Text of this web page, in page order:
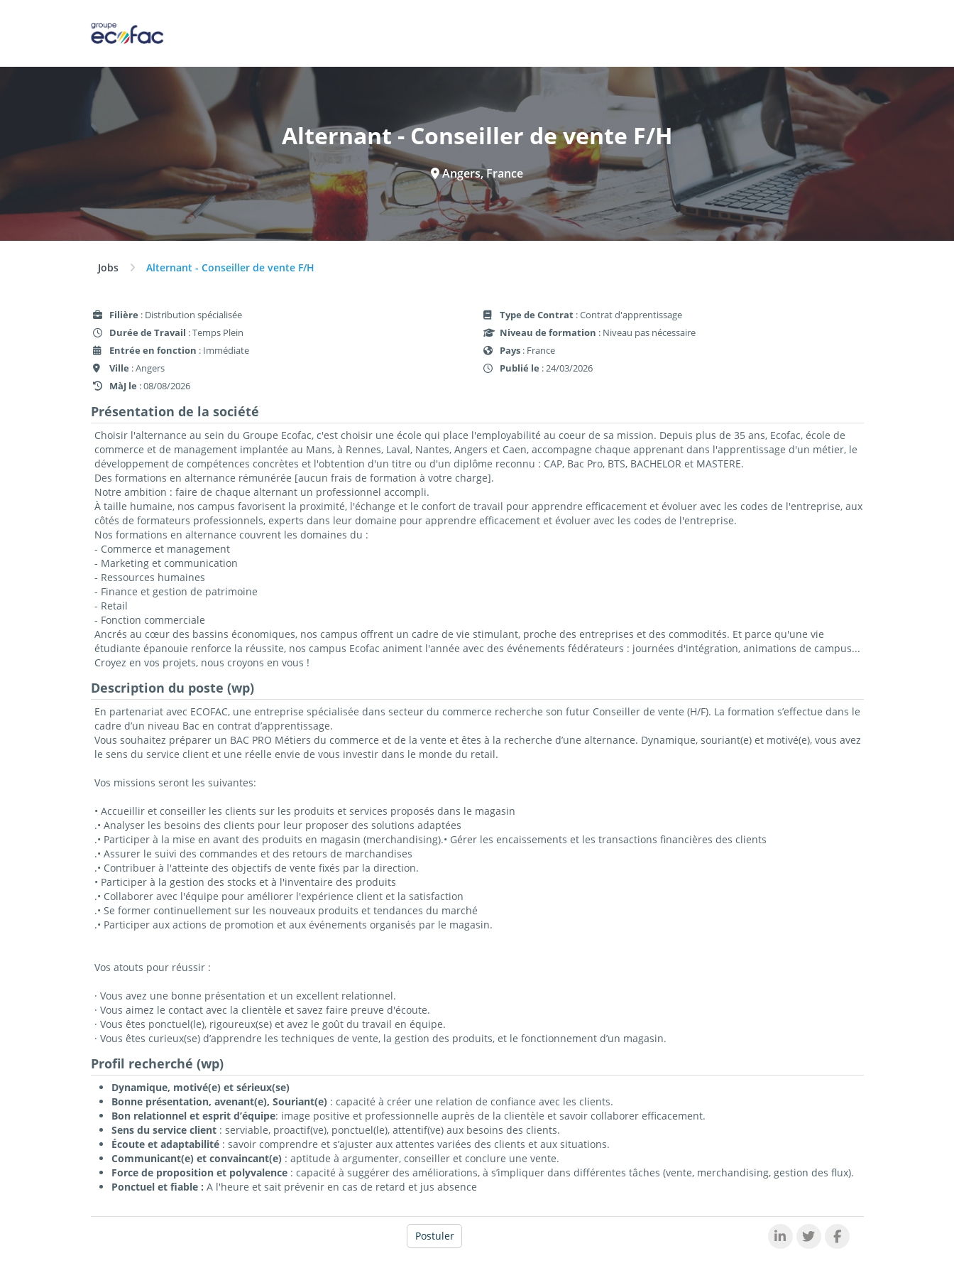
Alternant - Conseiller de vente F/H
Angers, France
Jobs Alternant - Conseiller de vente F/H
Filière : Distribution spécialisée
Durée de Travail : Temps Plein
Entrée en fonction : Immédiate
Ville : Angers
MàJ le : 08/08/2026
Type de Contrat : Contrat d'apprentissage
Niveau de formation : Niveau pas nécessaire
Pays : France
Publié le : 24/03/2026
Présentation de la société
Choisir l'alternance au sein du Groupe Ecofac, c'est choisir une école qui place l'employabilité au coeur de sa mission. Depuis plus de 35 ans, Ecofac, école de
commerce et de management implantée au Mans, à Rennes, Laval, Nantes, Angers et Caen, accompagne chaque apprenant dans l'apprentissage d'un métier, le
développement de compétences concrètes et l'obtention d'un titre ou d'un diplôme reconnu : CAP, Bac Pro, BTS, BACHELOR et MASTERE.
Des formations en alternance rémunérée [aucun frais de formation à votre charge].
Notre ambition : faire de chaque alternant un professionnel accompli.
À taille humaine, nos campus favorisent la proximité, l'échange et le confort de travail pour apprendre efficacement et évoluer avec les codes de l'entreprise, aux
côtés de formateurs professionnels, experts dans leur domaine pour apprendre efficacement et évoluer avec les codes de l'entreprise.
Nos formations en alternance couvrent les domaines du :
- Commerce et management
- Marketing et communication
- Ressources humaines
- Finance et gestion de patrimoine
- Retail
- Fonction commerciale
Ancrés au cœur des bassins économiques, nos campus offrent un cadre de vie stimulant, proche des entreprises et des commodités. Et parce qu'une vie
étudiante épanouie renforce la réussite, nos campus Ecofac animent l'année avec des événements fédérateurs : journées d'intégration, animations de campus...
Croyez en vos projets, nous croyons en vous !
Description du poste (wp)
En partenariat avec ECOFAC, une entreprise spécialisée dans secteur du commerce recherche son futur Conseiller de vente (H/F). La formation s’effectue dans le
cadre d’un niveau Bac en contrat d’apprentissage.
Vous souhaitez préparer un BAC PRO Métiers du commerce et de la vente et êtes à la recherche d’une alternance. Dynamique, souriant(e) et motivé(e), vous avez
le sens du service client et une réelle envie de vous investir dans le monde du retail.
Vos missions seront les suivantes:
• Accueillir et conseiller les clients sur les produits et services proposés dans le magasin
.• Analyser les besoins des clients pour leur proposer des solutions adaptées
.• Participer à la mise en avant des produits en magasin (merchandising).• Gérer les encaissements et les transactions financières des clients
.• Assurer le suivi des commandes et des retours de marchandises
.• Contribuer à l'atteinte des objectifs de vente fixés par la direction.
• Participer à la gestion des stocks et à l'inventaire des produits
.• Collaborer avec l'équipe pour améliorer l'expérience client et la satisfaction
.• Se former continuellement sur les nouveaux produits et tendances du marché
.• Participer aux actions de promotion et aux événements organisés par le magasin.
Vos atouts pour réussir :
· Vous avez une bonne présentation et un excellent relationnel.
· Vous aimez le contact avec la clientèle et savez faire preuve d'écoute.
· Vous êtes ponctuel(le), rigoureux(se) et avez le goût du travail en équipe.
· Vous êtes curieux(se) d’apprendre les techniques de vente, la gestion des produits, et le fonctionnement d’un magasin.
Profil recherché (wp)
Dynamique, motivé(e) et sérieux(se)
Bonne présentation, avenant(e), Souriant(e) : capacité à créer une relation de confiance avec les clients.
Bon relationnel et esprit d’équipe: image positive et professionnelle auprès de la clientèle et savoir collaborer efficacement.
Sens du service client: serviable, proactif(ve), ponctuel(le), attentif(ve) aux besoins des clients.
Écoute et adaptabilité: savoir comprendre et s’ajuster aux attentes variées des clients et aux situations.
Communicant(e) et convaincant(e): aptitude à argumenter, conseiller et conclure une vente.
Force de proposition et polyvalence: capacité à suggérer des améliorations, à s’impliquer dans différentes tâches (vente, merchandising, gestion des flux).
Ponctuel et fiable : A l'heure et sait prévenir en cas de retard et jus absence
Postuler